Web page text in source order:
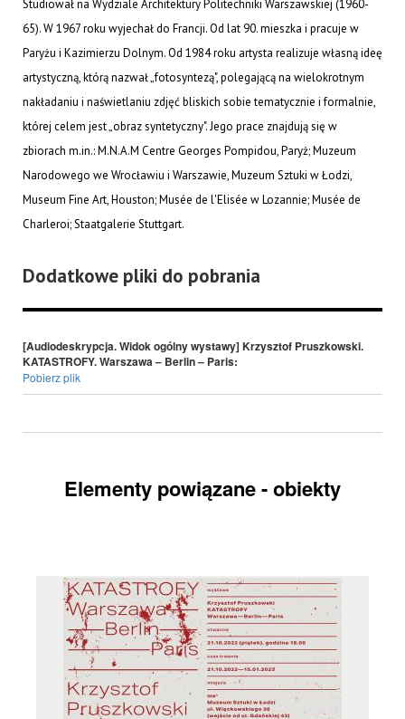
Studiował na Wydziale Architektury Politechniki Warszawskiej (1960-
65). W 1967 roku wyjechał do Francji. Od lat 90. mieszka i pracuje w
Paryżu i Kazimierzu Dolnym. Od 1984 roku artysta realizuje własną ideę
artystyczną, którą nazwał „fotosyntezą", polegającą na wielokrotnym
nakładaniu i naświetlaniu zdjęć bliskich sobie tematycznie i formalnie,
której celem jest „obraz syntetyczny". Jego prace znajdują się w
zbiorach m.in.: M.N.A.M Centre Georges Pompidou, Paryż; Muzeum
Narodowego we Wrocławiu i Warszawie, Muzeum Sztuki w Łodzi,
Museum Fine Art, Houston; Musée de l'Elisée w Lozannie; Musée de
Charleroi; Staatgalerie Stuttgart.
Dodatkowe pliki do pobrania
[Audiodeskrypcja. Widok ogólny wystawy] Krzysztof Pruszkowski.
KATASTROFY. Warszawa – Berlin – Paris:
Pobierz plik
Elementy powiązane - obiekty